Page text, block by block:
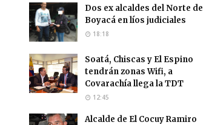
Dos ex alcaldes del Norte de
Boyacá en líos judiciales
18:18
Soatá, Chiscas y El Espino
tendrán zonas Wifi, a
Covarachía llega la TDT
12:45
Alcalde de El Cocuy Ramiro